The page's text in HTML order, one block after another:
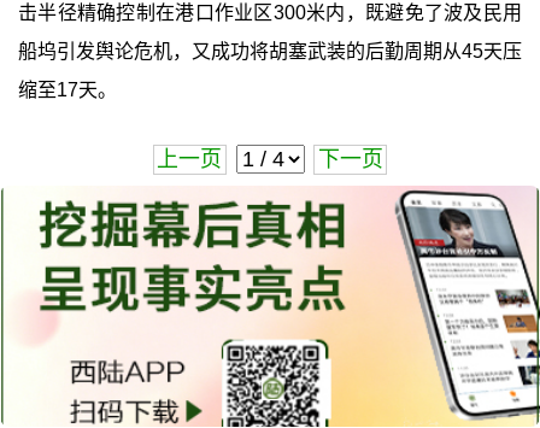
击半径精确控制在港口作业区300米内，既避免了波及民用
船坞引发舆论危机，又成功将胡塞武装的后勤周期从45天压
缩至17天。
上一页 下一页